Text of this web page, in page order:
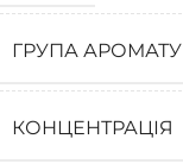
ГРУПА АРОМАТУ
КОНЦЕНТРАЦІЯ